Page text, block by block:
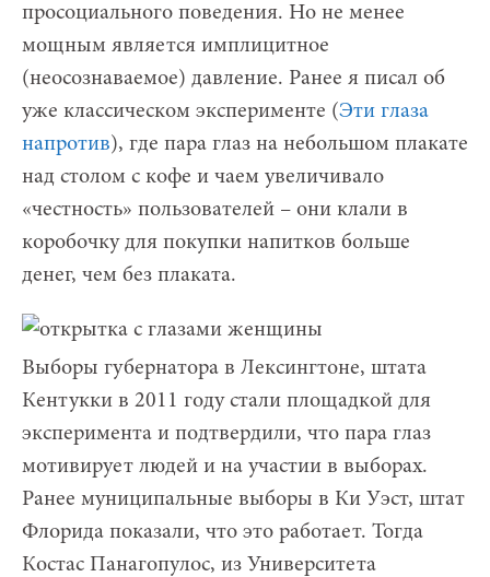
просоциального поведения. Но не менее
мощным является имплицитное
(неосознаваемое) давление. Ранее я писал об
уже классическом эксперименте (Эти глаза
напротив), где пара глаз на небольшом плакате
над столом с кофе и чаем увеличивало
«честность» пользователей – они клали в
коробочку для покупки напитков больше
денег, чем без плаката.
Выборы губернатора в Лексингтоне, штата
Кентукки в 2011 году стали площадкой для
эксперимента и подтвердили, что пара глаз
мотивирует людей и на участии в выборах.
Ранее муниципальные выборы в Ки Уэст, штат
Флорида показали, что это работает. Тогда
Костас Панагопулос, из Университета